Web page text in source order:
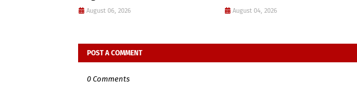
August 06, 2026 August 04, 2026
POST A COMMENT
0 Comments